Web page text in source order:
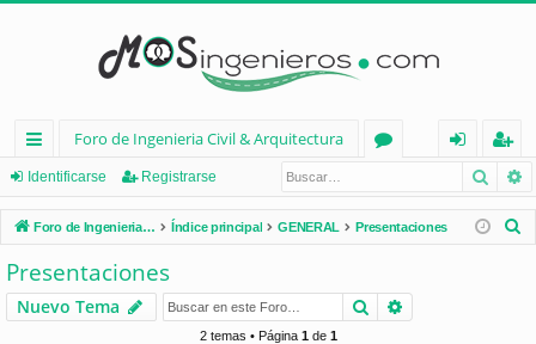
nl
ac
es
rá
pi
Foro de Ingenieria Civil & Arquitectura
os
nt
ifi
eg
ist
ra
Identificarse Registrarse
Foro de Ingenieria Civil & Arquitectura Índice principal GENERAL Presentaciones
Presentaciones
Nuevo Tema Buscar
2 temas • Página 1de 1